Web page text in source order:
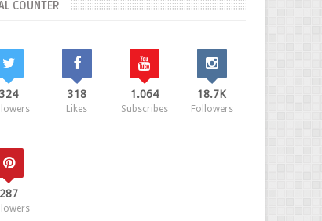
COUNTER
324 318
Likes
1.064
Subscribes
18.7K
Followers
287